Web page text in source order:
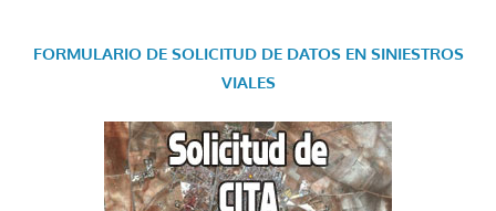
FORMULARIO DE SOLICITUD DE DATOS EN SINIESTROS
VIALES